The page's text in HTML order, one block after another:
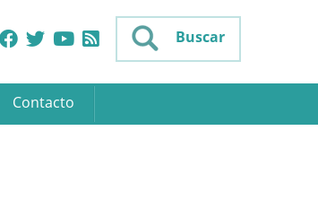
Buscar
Contacto